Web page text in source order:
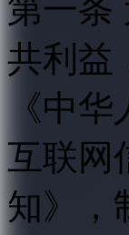
第一条
共利益
《中
互联网
知》，